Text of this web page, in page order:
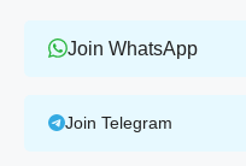
Join WhatsApp
Join Telegram